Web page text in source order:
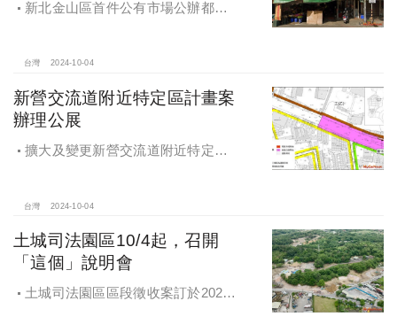
新北金山區首件公有市場公辦都更
台灣 2024-10-04
新營交流道附近特定區計畫案
辦理公展
擴大及變更新營交流道附近特定區
台灣 2024-10-04
土城司法園區10/4起，召開
「這個」說明會
土城司法園區區段徵收案訂於2024